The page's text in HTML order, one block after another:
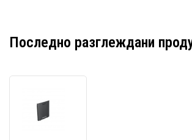
Последно разглеждани